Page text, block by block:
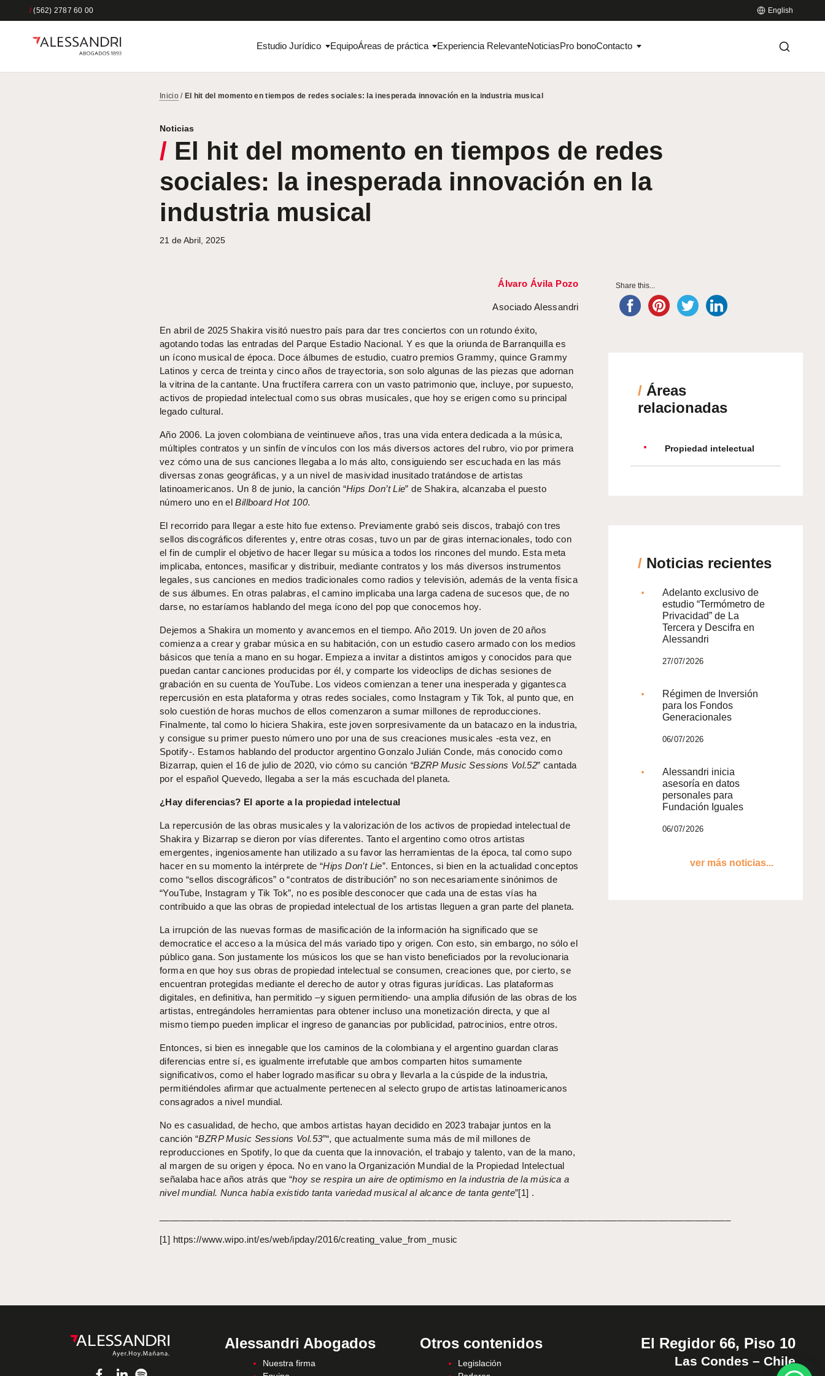
/(562) 2787 60 00 English
Estudio Jurídico EquipoÁreas de práctica Experiencia RelevanteNoticiasPro bonoContacto
Inicio/ El hit del momento en tiempos de redes sociales: la inesperada innovación en la industria musical
Noticias
/ El hit del momento en tiempos de redes
sociales: la inesperada innovación en la
industria musical
21 de Abril, 2025
Álvaro Ávila Pozo
Asociado Alessandri
En abril de 2025 Shakira visitó nuestro país para dar tres conciertos con un rotundo éxito,
agotando todas las entradas del Parque Estadio Nacional. Y es que la oriunda de Barranquilla es
un ícono musical de época. Doce álbumes de estudio, cuatro premios Grammy, quince Grammy
Latinos y cerca de treinta y cinco años de trayectoria, son solo algunas de las piezas que adornan
la vitrina de la cantante. Una fructífera carrera con un vasto patrimonio que, incluye, por supuesto,
activos de propiedad intelectual como sus obras musicales, que hoy se erigen como su principal
legado cultural.
Año 2006. La joven colombiana de veintinueve años, tras una vida entera dedicada a la música,
múltiples contratos y un sinfín de vínculos con los más diversos actores del rubro, vio por primera
vez cómo una de sus canciones llegaba a lo más alto, consiguiendo ser escuchada en las más
diversas zonas geográficas, y a un nivel de masividad inusitado tratándose de artistas
latinoamericanos. Un 8 de junio, la canción “Hips Don’t Lie” de Shakira, alcanzaba el puesto
número uno en elBillboard Hot 100.
El recorrido para llegar a este hito fue extenso. Previamente grabó seis discos, trabajó con tres
sellos discográficos diferentes y, entre otras cosas, tuvo un par de giras internacionales, todo con
el fin de cumplir el objetivo de hacer llegar su música a todos los rincones del mundo. Esta meta
implicaba, entonces, masificar y distribuir, mediante contratos y los más diversos instrumentos
legales, sus canciones en medios tradicionales como radios y televisión, además de la venta física
de sus álbumes. En otras palabras, el camino implicaba una larga cadena de sucesos que, de no
darse, no estaríamos hablando del mega ícono del pop que conocemos hoy.
Dejemos a Shakira un momento y avancemos en el tiempo. Año 2019. Un joven de 20 años
comienza a crear y grabar música en su habitación, con un estudio casero armado con los medios
básicos que tenía a mano en su hogar. Empieza a invitar a distintos amigos y conocidos para que
puedan cantar canciones producidas por él, y comparte los videoclips de dichas sesiones de
grabación en su cuenta de YouTube. Los videos comienzan a tener una inesperada y gigantesca
repercusión en esta plataforma y otras redes sociales, como Instagram y Tik Tok, al punto que, en
solo cuestión de horas muchos de ellos comenzaron a sumar millones de reproducciones.
Finalmente, tal como lo hiciera Shakira, este joven sorpresivamente da un batacazo en la industria,
y consigue su primer puesto número uno por una de sus creaciones musicales -esta vez, en
Spotify-. Estamos hablando del productor argentino Gonzalo Julián Conde, más conocido como
Bizarrap, quien el 16 de julio de 2020, vio cómo su canción “BZRP Music Sessions Vol.52” cantada
por el español Quevedo, llegaba a ser la más escuchada del planeta.
¿Hay diferencias? El aporte a la propiedad intelectual
La repercusión de las obras musicales y la valorización de los activos de propiedad intelectual de
Shakira y Bizarrap se dieron por vías diferentes. Tanto el argentino como otros artistas
emergentes, ingeniosamente han utilizado a su favor las herramientas de la época, tal como supo
hacer en su momento la intérprete de “Hips Don’t Lie”. Entonces, si bien en la actualidad conceptos
como “sellos discográficos” o “contratos de distribución” no son necesariamente sinónimos de
“YouTube, Instagram y Tik Tok”, no es posible desconocer que cada una de estas vías ha
contribuido a que las obras de propiedad intelectual de los artistas lleguen a gran parte del planeta.
La irrupción de las nuevas formas de masificación de la información ha significado que se
democratice el acceso a la música del más variado tipo y origen. Con esto, sin embargo, no sólo el
público gana. Son justamente los músicos los que se han visto beneficiados por la revolucionaria
forma en que hoy sus obras de propiedad intelectual se consumen, creaciones que, por cierto, se
encuentran protegidas mediante el derecho de autor y otras figuras jurídicas. Las plataformas
digitales, en definitiva, han permitido –y siguen permitiendo- una amplia difusión de las obras de los
artistas, entregándoles herramientas para obtener incluso una monetización directa, y que al
mismo tiempo pueden implicar el ingreso de ganancias por publicidad, patrocinios, entre otros.
Entonces, si bien es innegable que los caminos de la colombiana y el argentino guardan claras
diferencias entre sí, es igualmente irrefutable que ambos comparten hitos sumamente
significativos, como el haber logrado masificar su obra y llevarla a la cúspide de la industria,
permitiéndoles afirmar que actualmente pertenecen al selecto grupo de artistas latinoamericanos
consagrados a nivel mundial.
No es casualidad, de hecho, que ambos artistas hayan decidido en 2023 trabajar juntos en la
canción “BZRP Music Sessions Vol.53”“, que actualmente suma más de mil millones de
reproducciones en Spotify, lo que da cuenta que la innovación, el trabajo y talento, van de la mano,
al margen de su origen y época. No en vano la Organización Mundial de la Propiedad Intelectual
señalaba hace años atrás que “hoy se respira un aire de optimismo en la industria de la música a
nivel mundial. Nunca había existido tanta variedad musical al alcance de tanta gente”[1] .
[1] https://www.wipo.int/es/web/ipday/2016/creating_value_from_music
Share this...
/Áreas
relacionadas
Propiedad intelectual
/Noticias recientes
Adelanto exclusivo de
estudio “Termómetro de
Privacidad” de La
Tercera y Descifra en
Alessandri
27/07/2026
Régimen de Inversión
para los Fondos
Generacionales
06/07/2026
Alessandri inicia
asesoría en datos
personales para
Fundación Iguales
06/07/2026
ver más noticias...
Alessandri Abogados
Nuestra firma
Otros contenidos
Legislación
El Regidor 66, Piso 10
Las Condes – Chile